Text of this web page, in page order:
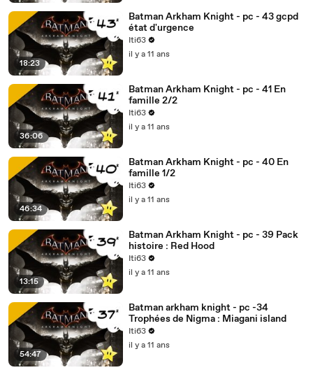
18:23
Batman Arkham Knight - pc - 43 gcpd
état d'urgence
Iti63
il y a 11 ans
36:06
Batman Arkham Knight - pc - 41 En
famille 2/2
Iti63
il y a 11 ans
46:34
Batman Arkham Knight - pc - 40 En
famille 1/2
Iti63
il y a 11 ans
13:15
Batman Arkham Knight - pc - 39 Pack
histoire : Red Hood
Iti63
il y a 11 ans
54:47
Batman arkham knight - pc -34
Trophées de Nigma : Miagani island
Iti63
il y a 11 ans